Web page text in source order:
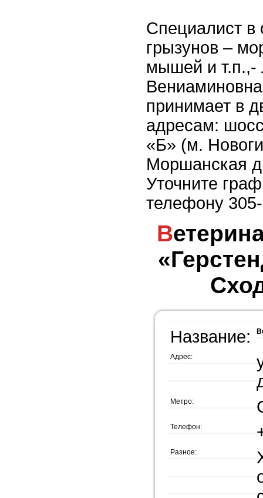
Специалист в
грызунов –
мышей и
принимает в
адресам:
«Б» (м.
Моршанская
Уточните
телефону
Ветеринарная клиника
Название:
Адрес:
Метро:
Телефон:
Разное: